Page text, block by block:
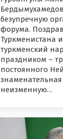
безупречную
форума.
Туркменистана
туркменский
праздником –
постоянного
неизменную…